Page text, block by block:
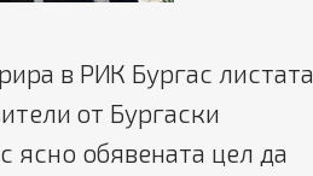
в РИК Бургас листата
от Бургаски
ясно обявената цел да